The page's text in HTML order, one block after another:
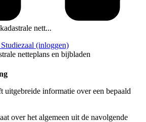
nett...
(inloggen)
netteplans en bijbladen
uitgebreide informatie over een bepaald
over het algemeen uit de navolgende